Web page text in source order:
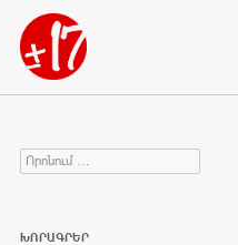
Որոնում
Search for:
ԽՈՐԱԳՐԵՐ